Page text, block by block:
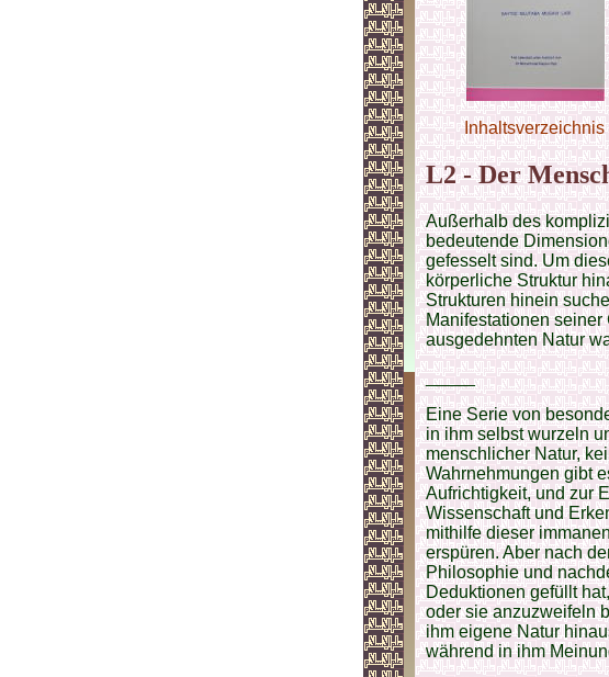
Inhaltsverzeichnis
L2 - Der
Außerhalb des
bedeutende
gefesselt sind. Um
körperliche Struktur
Strukturen hinein
Manifestationen
ausgedehnten Natur
_____
Eine Serie von
in ihm selbst wurzeln
menschlicher Natur,
Wahrnehmungen gibt
Aufrichtigkeit, und zur
Wissenschaft und
mithilfe dieser
erspüren. Aber nach
Philosophie und
Deduktionen gefüllt
oder sie anzuzweifeln
ihm eigene Natur
während in ihm